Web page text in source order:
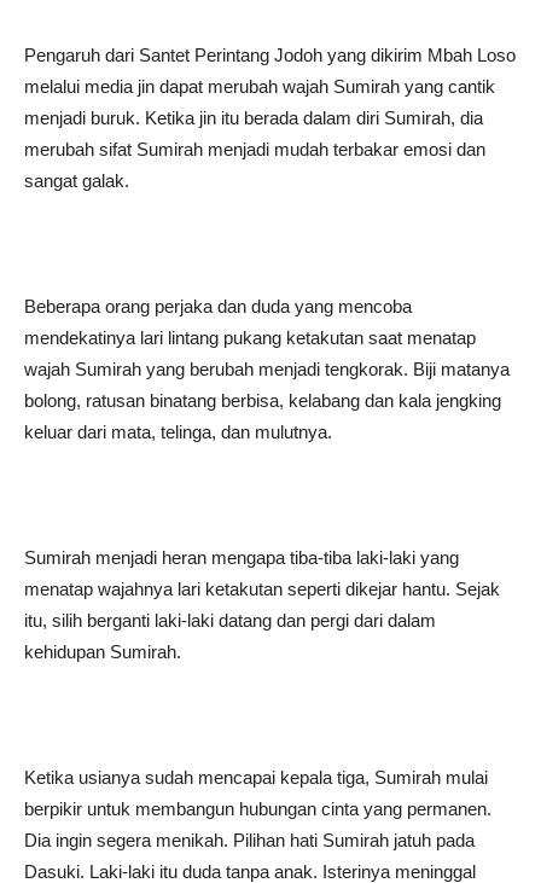
Pengaruh dari Santet Perintang Jodoh yang dikirim Mbah Loso
melalui media jin dapat merubah wajah Sumirah yang cantik
menjadi buruk. Ketika jin itu berada dalam diri Sumirah, dia
merubah sifat Sumirah menjadi mudah terbakar emosi dan
sangat galak.
Beberapa orang perjaka dan duda yang mencoba
mendekatinya lari lintang pukang ketakutan saat menatap
wajah Sumirah yang berubah menjadi tengkorak. Biji matanya
bolong, ratusan binatang berbisa, kelabang dan kala jengking
keluar dari mata, telinga, dan mulutnya.
Sumirah menjadi heran mengapa tiba-tiba laki-laki yang
menatap wajahnya lari ketakutan seperti dikejar hantu. Sejak
itu, silih berganti laki-laki datang dan pergi dari dalam
kehidupan Sumirah.
Ketika usianya sudah mencapai kepala tiga, Sumirah mulai
berpikir untuk membangun hubungan cinta yang permanen.
Dia ingin segera menikah. Pilihan hati Sumirah jatuh pada
Dasuki. Laki-laki itu duda tanpa anak. Isterinya meninggal